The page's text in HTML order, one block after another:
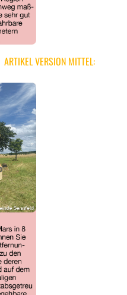
ARTIKEL VERSION MITTEL: